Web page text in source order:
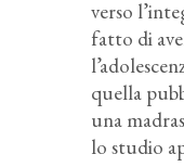
verso
fatto di
quella
una
lo studio